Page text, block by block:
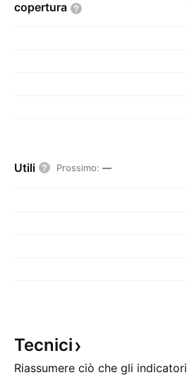
copertura
Utili Prossimo: —
Tecnici
Riassumere ciò che gli indicatori